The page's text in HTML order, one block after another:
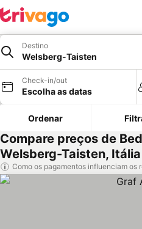
Destino
Welsberg-Taisten
Check-in/out
Escolha as datas
Ordenar
Compare preços de
Welsberg-Taisten, Itália
Como os pagamentos influenciam os